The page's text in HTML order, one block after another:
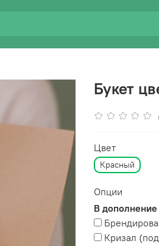
Букет
Цвет
Красный
Опции
В
Кризал